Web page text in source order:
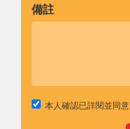
備註
本人確認已詳閱並同